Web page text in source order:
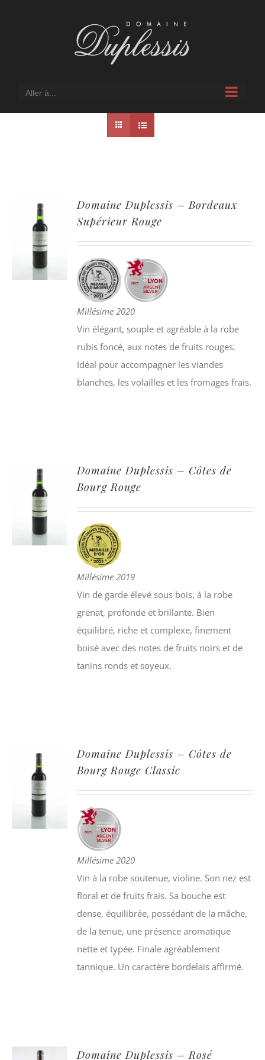
Aller à...
Domaine Duplessis – Bordeaux
Supérieur Rouge
Millésime 2020
Vin élégant, souple et agréable à la robe
rubis foncé, aux notes de fruits rouges.
Idéal pour accompagner les viandes
blanches, les volailles et les fromages frais.
Domaine Duplessis – Côtes de
Bourg Rouge
Millésime 2019
Vin de garde élevé sous bois, à la robe
grenat, profonde et brillante. Bien
équilibré, riche et complexe, finement
boisé avec des notes de fruits noirs et de
tanins ronds et soyeux.
Domaine Duplessis – Côtes de
Bourg Rouge Classic
Millésime 2020
Vin à la robe soutenue, violine. Son nez est
floral et de fruits frais. Sa bouche est
dense, équilibrée, possédant de la mâche,
de la tenue, une présence aromatique
nette et typée. Finale agréablement
tannique. Un caractère bordelais affirmé.
Domaine Duplessis – Rosé